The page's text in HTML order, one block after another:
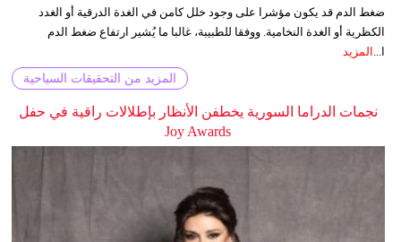
ضغط الدم قد يكون مؤشرا على وجود خلل كامن في الغدة الدرقية أو الغدد
الكظرية أو الغدة النخامية. ووفقا للطبيبة، غالبا ما يُشير ارتفاع ضغط الدم
ا... المزيد
المزيد من التحقيقات السياحية
نجمات الدراما السورية يخطفن الأنظار بإطلالات راقية في حفل
Joy Awards